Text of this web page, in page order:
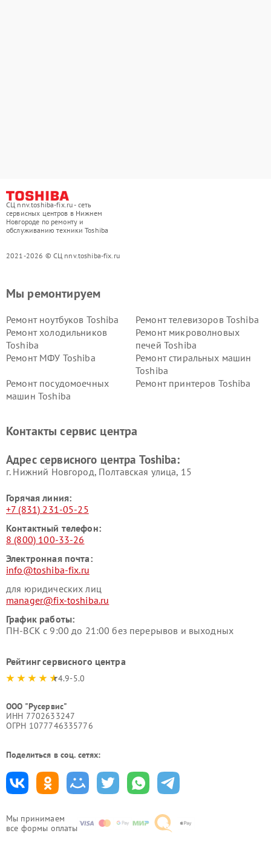
СЦ nnv.toshiba-fix.ru - сеть
сервисных центров в Нижнем
Новгороде по ремонту и
обслуживанию техники Toshiba
2021-2026 © СЦ nnv.toshiba-fix.ru
Мы принимаем
все формы оплаты
Мы ремонтируем
Ремонт ноутбуков Toshiba
Ремонт телевизоров Toshiba
Ремонт холодильников
Toshiba
Ремонт микроволновых
печей Toshiba
Ремонт МФУ Toshiba
Ремонт стиральных машин
Toshiba
Ремонт посудомоечных
машин Toshiba
Ремонт принтеров Toshiba
Контакты сервис центра
Адрес сервисного центра Toshiba:
г. Нижний Новгород, Полтавская улица, 15
Горячая линия:
+7 (831) 231-05-25
Контактный телефон:
8 (800) 100-33-26
Электронная почта:
info@toshiba-fix.ru
для юридических лиц
manager@fix-toshiba.ru
График работы:
ПН-ВСК с 9:00 до 21:00 без перерывов и выходных
Рейтинг сервисного центра
4.9-5.0
ООО "Русервис"
ИНН 7702633247
ОГРН 1077746335776
Поделиться в соц. сетях: